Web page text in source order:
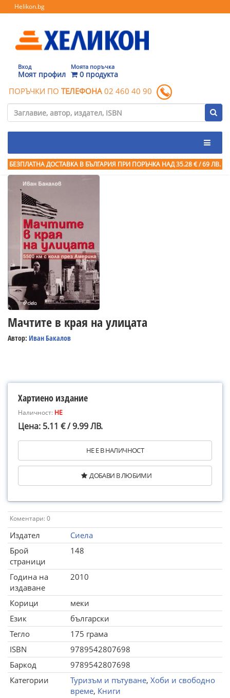
Helikon.bg
Вход
Моят профил
Моята поръчка
0 продукта
ПОРЪЧКИ ПО ТЕЛЕФОНА 02 460 40 90
БЕЗПЛАТНА ДОСТАВКА В БЪЛГАРИЯ ПРИ ПОРЪЧКА НАД 35.28 € / 69 ЛВ.
Мачтите в края на улицата
Автор: Иван Бакалов
Хартиено издание
Наличност: НЕ
Цена: 5.11 € / 9.99 ЛВ.
НЕ Е В НАЛИЧНОСТ
ДОБАВИ В ЛЮБИМИ
Коментари: 0
Издател
Сиела
Брой
страници
148
Година на
издаване
2010
Корици
меки
Език
български
Тегло
175 грама
ISBN
9789542807698
Баркод
9789542807698
Категории
Туризъм и пътуване, Хоби и свободно
време, Книги